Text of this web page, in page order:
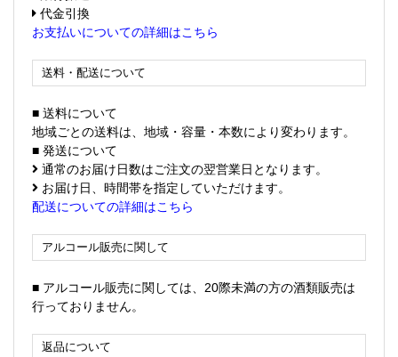
代金引換
お支払いについての詳細はこちら
送料・配送について
■ 送料について
地域ごとの送料は、地域・容量・本数により変わります。
■ 発送について
通常のお届け日数はご注文の翌営業日となります。
お届け日、時間帯を指定していただけます。
配送についての詳細はこちら
アルコール販売に関して
■ アルコール販売に関しては、20際未満の方の酒類販売は
行っておりません。
返品について